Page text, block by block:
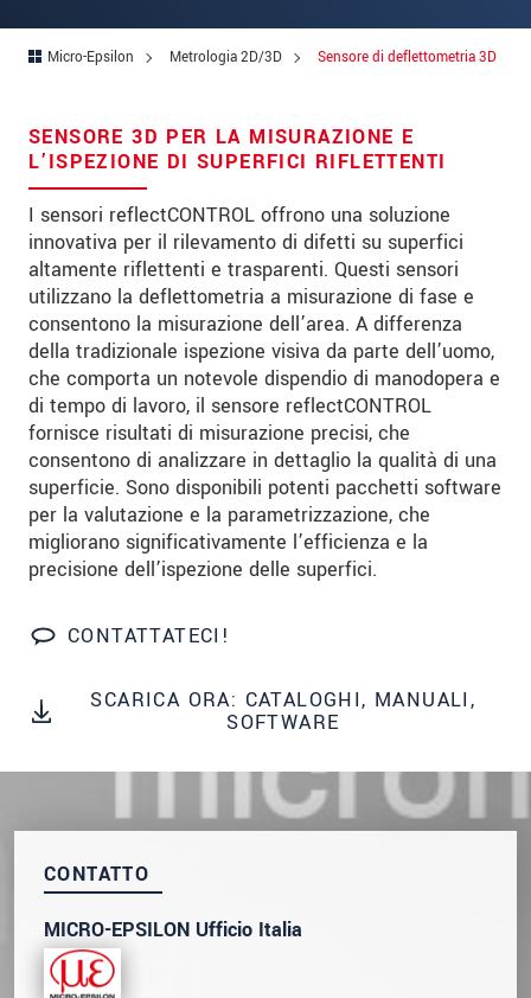
Micro-Epsilon Metrologia 2D/3D Sensore di deflettometria 3D
SENSORE 3D PER LA MISURAZIONE E
L’ISPEZIONE DI SUPERFICI RIFLETTENTI
I sensori reflectCONTROL offrono una soluzione
innovativa per il rilevamento di difetti su superfici
altamente riflettenti e trasparenti. Questi sensori
utilizzano la deflettometria a misurazione di fase e
consentono la misurazione dell’area. A differenza
della tradizionale ispezione visiva da parte dell’uomo,
che comporta un notevole dispendio di manodopera e
di tempo di lavoro, il sensore reflectCONTROL
fornisce risultati di misurazione precisi, che
consentono di analizzare in dettaglio la qualità di una
superficie. Sono disponibili potenti pacchetti software
per la valutazione e la parametrizzazione, che
migliorano significativamente l’efficienza e la
precisione dell’ispezione delle superfici.
CONTATTATECI!
SCARICA ORA: CATALOGHI, MANUALI,
SOFTWARE
CONTATTO
MICRO-EPSILON Ufficio Italia
Codice postale
Paese *
Telefono
E-mail*
Messaggio *
Vi prego di tenermi informato sulle
innovazioni dei prodotti via e-mail.
* Informazioni obbligatorie
We treat your data confidentially. Please read our
data privacy statement.
INVIA MESSAGGIO